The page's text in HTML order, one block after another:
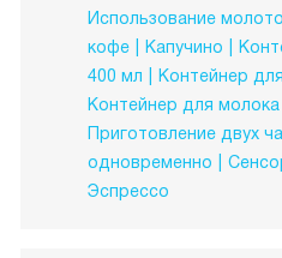
Использование
кофе
Капучино
400 мл
Контейнер
Контейнер для
Приготовление двух
одновременно
Эспрессо